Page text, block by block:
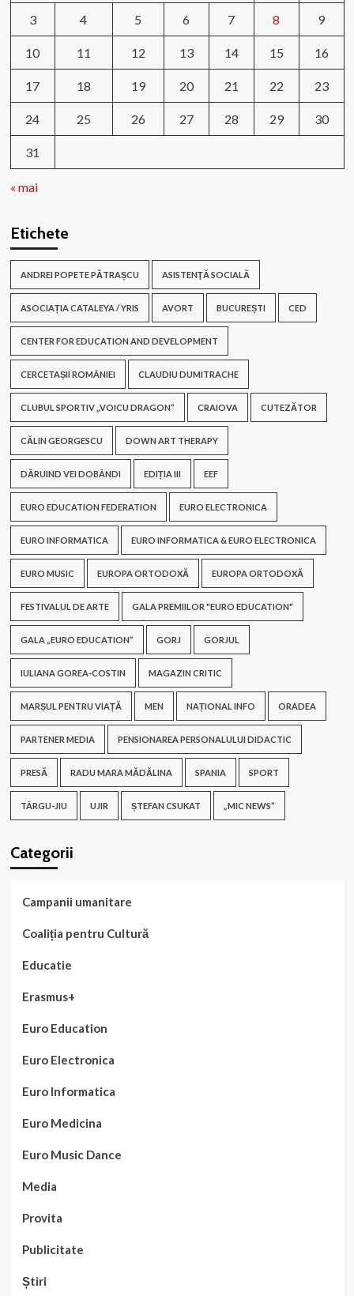
3 4 5 6 7 8 9
10 11 12 13 14 15 16
17 18 19 20 21 22 23
24 25 26 27 28 29 30
31
« mai
Etichete
ANDREI POPETE PĂTRAȘCU ASISTENŢĂ SOCIALĂ
ASOCIAȚIA CATALEYA / YRIS AVORT BUCUREȘTI CED
CENTER FOR EDUCATION AND DEVELOPMENT
CERCETAȘII ROMÂNIEI CLAUDIU DUMITRACHE
CLUBUL SPORTIV „VOICU DRAGON” CRAIOVA CUTEZĂTOR
CĂLIN GEORGESCU DOWN ART THERAPY
DĂRUIND VEI DOBÂNDI EDIȚIA III EEF
EURO EDUCATION FEDERATION EURO ELECTRONICA
EURO INFORMATICA EURO INFORMATICA & EURO ELECTRONICA
EURO MUSIC EUROPA ORTODOXĂ EUROPA ORTODOXĂ
FESTIVALUL DE ARTE GALA PREMIILOR "EURO EDUCATION"
GALA „EURO EDUCATION” GORJ GORJUL
IULIANA GOREA-COSTIN MAGAZIN CRITIC
MARȘUL PENTRU VIAȚĂ MEN NAȚIONAL INFO ORADEA
PARTENER MEDIA PENSIONAREA PERSONALULUI DIDACTIC
PRESĂ RADU MARA MĂDĂLINA SPANIA SPORT
TÂRGU-JIU UJIR ȘTEFAN CSUKAT „MIC NEWS”
Categorii
Campanii umanitare
Coaliția pentru Cultură
Educatie
Erasmus+
Euro Education
Euro Electronica
Euro Informatica
Euro Medicina
Euro Music Dance
Media
Provita
Publicitate
Știri